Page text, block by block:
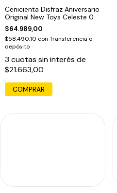
Cenicienta Disfraz Aniversario
Original New Toys Celeste 0
$64.989,00
$58.490,10 con Transferencia o
depósito
3 cuotas sin interés de
$21.663,00
COMPRAR